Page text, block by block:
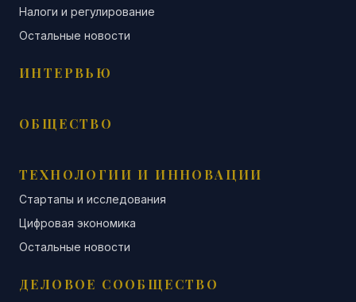
Налоги и регулирование
Остальные новости
ИНТЕРВЬЮ
ОБЩЕСТВО
ТЕХНОЛОГИИ И ИННОВАЦИИ
Стартапы и исследования
Цифровая экономика
Остальные новости
ДЕЛОВОЕ СООБЩЕСТВО